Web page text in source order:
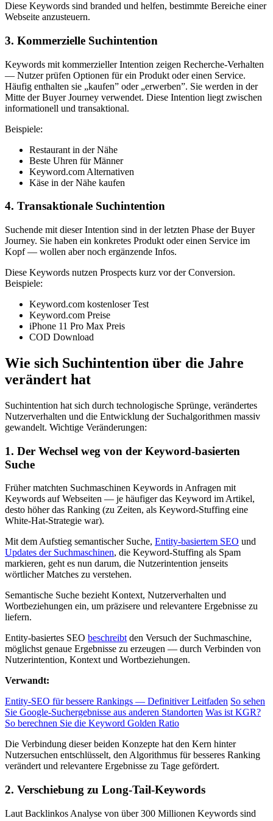
Diese Keywords sind branded und helfen, bestimmte Bereiche einer
Webseite anzusteuern.
3. Kommerzielle Suchintention
Keywords mit kommerzieller Intention zeigen Recherche-Verhalten
— Nutzer prüfen Optionen für ein Produkt oder einen Service.
Häufig enthalten sie „kaufen” oder „erwerben”. Sie werden in der
Mitte der Buyer Journey verwendet. Diese Intention liegt zwischen
informationell und transaktional.
Beispiele:
Restaurant in der Nähe
Beste Uhren für Männer
Keyword.com Alternativen
Käse in der Nähe kaufen
4. Transaktionale Suchintention
Suchende mit dieser Intention sind in der letzten Phase der Buyer
Journey. Sie haben ein konkretes Produkt oder einen Service im
Kopf — wollen aber noch ergänzende Infos.
Diese Keywords nutzen Prospects kurz vor der Conversion.
Beispiele:
Keyword.com kostenloser Test
Keyword.com Preise
iPhone 11 Pro Max Preis
COD Download
Wie sich Suchintention über die Jahre
verändert hat
Suchintention hat sich durch technologische Sprünge, verändertes
Nutzerverhalten und die Entwicklung der Suchalgorithmen massiv
gewandelt. Wichtige Veränderungen:
1. Der Wechsel weg von der Keyword-basierten
Suche
Früher matchten Suchmaschinen Keywords in Anfragen mit
Keywords auf Webseiten — je häufiger das Keyword im Artikel,
desto höher das Ranking (zu Zeiten, als Keyword-Stuffing eine
White-Hat-Strategie war).
Mit dem Aufstieg semantischer Suche, Entity-basiertem SEO und
Updates der Suchmaschinen, die Keyword-Stuffing als Spam
markieren, geht es nun darum, die Nutzerintention jenseits
wörtlicher Matches zu verstehen.
Semantische Suche bezieht Kontext, Nutzerverhalten und
Wortbeziehungen ein, um präzisere und relevantere Ergebnisse zu
liefern.
Entity-basiertes SEO beschreibt den Versuch der Suchmaschine,
möglichst genaue Ergebnisse zu erzeugen — durch Verbinden von
Nutzerintention, Kontext und Wortbeziehungen.
Verwandt:
Entity-SEO für bessere Rankings — Definitiver Leitfaden So sehen
Sie Google-Suchergebnisse aus anderen Standorten Was ist KGR?
So berechnen Sie die Keyword Golden Ratio
Die Verbindung dieser beiden Konzepte hat den Kern hinter
Nutzersuchen entschlüsselt, den Algorithmus für besseres Ranking
verändert und relevantere Ergebnisse zu Tage gefördert.
2. Verschiebung zu Long-Tail-Keywords
Laut Backlinkos Analyse von über 300 Millionen Keywords sind